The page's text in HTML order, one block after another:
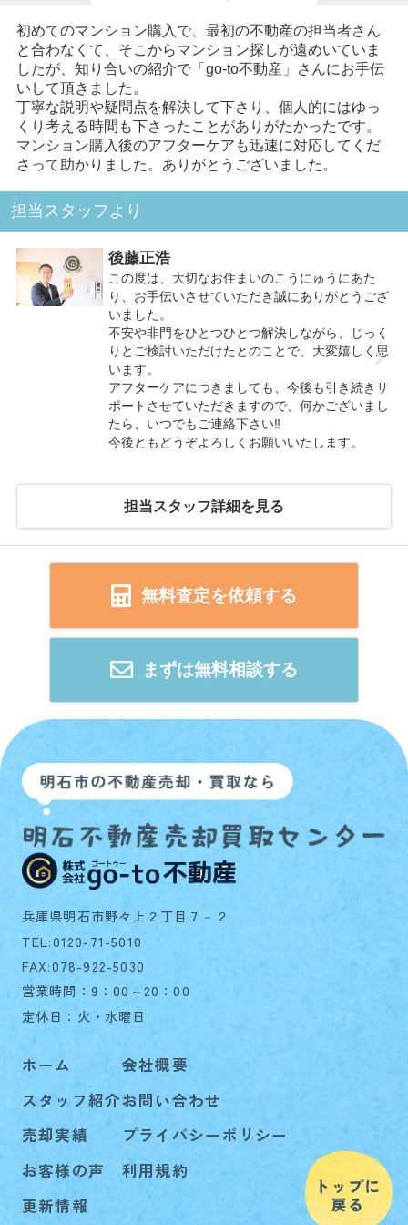
初めてのマンション購入で、最初の不動産の担当者さん
と合わなくて、そこからマンション探しが遠めいていま
したが、知り合いの紹介で「go-to不動産」さんにお手伝
いして頂きました。
丁寧な説明や疑問点を解決して下さり、個人的にはゆっ
くり考える時間も下さったことがありがたかったです。
マンション購入後のアフターケアも迅速に対応してくだ
さって助かりました。ありがとうございました。
担当スタッフより
後藤正浩
この度は、大切なお住まいのこうにゅうにあた
り、お手伝いさせていただき誠にありがとうござ
いました。
不安や非門をひとつひとつ解決しながら、じっく
りとご検討いただけたとのことで、大変嬉しく思
います。
アフターケアにつきましても、今後も引き続きサ
ポートさせていただきますので、何かございまし
たら、いつでもご連絡下さい‼
今後ともどうぞよろしくお願いいたします。
担当スタッフ詳細を見る
無料査定を依頼する
まずは無料相談する
兵庫県明石市野々上２丁目７－２
TEL:0120-71-5010
FAX:078-922-5030
営業時間：9：00～20：00
定休日：火・水曜日
ホーム
スタッフ紹介
売却実績
お客様の声
更新情報
会社概要
お問い合わせ
プライバシーポリシー
利用規約